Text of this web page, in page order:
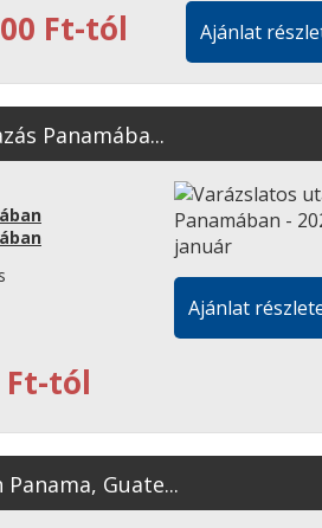
Ft-tól Ajánlat
Panamába...
Ft-tól
Ajánlat
Guate...